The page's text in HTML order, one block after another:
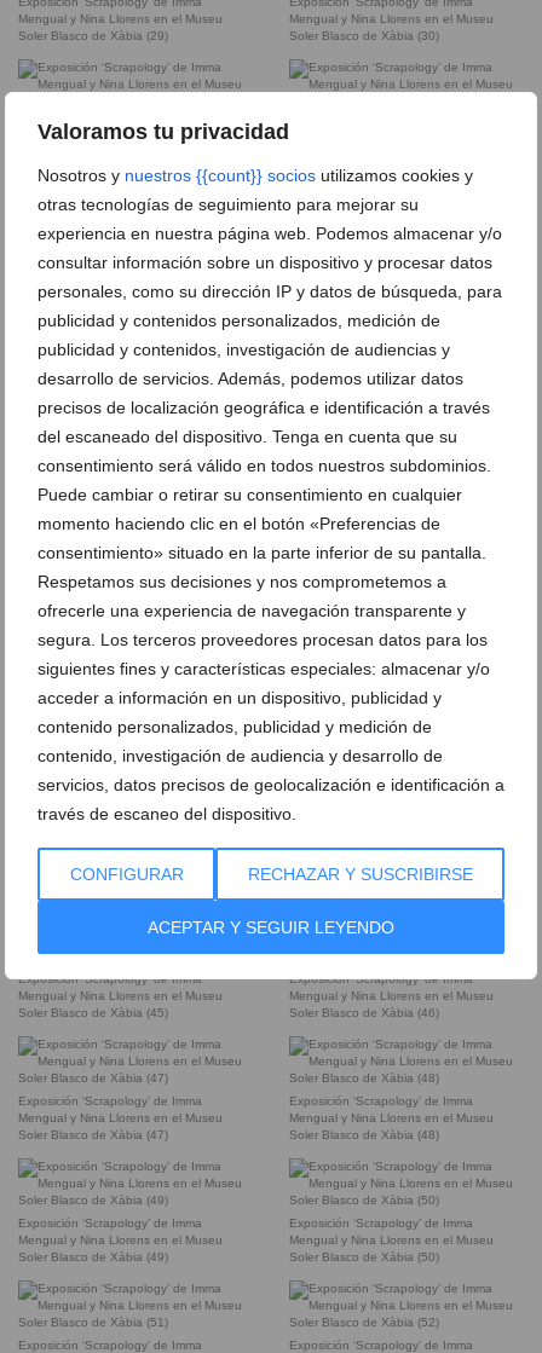
Valoramos tu privacidad
Nosotros y nuestros {{count}} socios utilizamos cookies y
otras tecnologías de seguimiento para mejorar su
experiencia en nuestra página web. Podemos almacenar y/o
consultar información sobre un dispositivo y procesar datos
personales, como su dirección IP y datos de búsqueda, para
publicidad y contenidos personalizados, medición de
publicidad y contenidos, investigación de audiencias y
desarrollo de servicios. Además, podemos utilizar datos
precisos de localización geográfica e identificación a través
del escaneado del dispositivo. Tenga en cuenta que su
consentimiento será válido en todos nuestros subdominios.
Puede cambiar o retirar su consentimiento en cualquier
momento haciendo clic en el botón «Preferencias de
consentimiento» situado en la parte inferior de su pantalla.
Respetamos sus decisiones y nos comprometemos a
ofrecerle una experiencia de navegación transparente y
segura. Los terceros proveedores procesan datos para los
siguientes fines y características especiales: almacenar y/o
acceder a información en un dispositivo, publicidad y
contenido personalizados, publicidad y medición de
contenido, investigación de audiencia y desarrollo de
servicios, datos precisos de geolocalización e identificación a
través de escaneo del dispositivo.
CONFIGURAR RECHAZAR Y SUSCRIBIRSE
ACEPTAR Y SEGUIR LEYENDO
Mengual y Nina Llorens en el Museu
Soler Blasco de Xàbia (29)
Mengual y Nina Llorens en el Museu
Soler Blasco de Xàbia (30)
Exposición ‘Scrapology’ de Imma
Mengual y Nina Llorens en el Museu
Obras en la exposición ‘Scrapology’ de
Imma Mengual y Nina Llorens en el
Mengual y Nina Llorens en el Museu
Mengual y Nina Llorens en el Museu
Soler Blasco de Xàbia (35)
Mengual y Nina Llorens en el Museu
Soler Blasco de Xàbia (36)
Exposición ‘Scrapology’ de Imma
Soler Blasco de Xàbia (37)
Exposición ‘Scrapology’ de Imma
Mengual y Nina Llorens en el Museu
Soler Blasco de Xàbia (38)
Exposición ‘Scrapology’ de Imma
Soler Blasco de Xàbia (39)
Exposición ‘Scrapology’ de Imma
Soler Blasco de Xàbia (40)
Exposición ‘Scrapology’ de Imma
Mengual y Nina Llorens en el Museu
Soler Blasco de Xàbia (41)
Exposición ‘Scrapology’ de Imma
Mengual y Nina Llorens en el Museu
Soler Blasco de Xàbia
Mengual y Nina Llorens en el Museu
Mengual y Nina Llorens en el Museu
Exposición ‘Scrapology’ de Imma
Mengual y Nina Llorens en el Museu
Soler Blasco de Xàbia (45)
Exposición ‘Scrapology’ de Imma
Mengual y Nina Llorens en el Museu
Soler Blasco de Xàbia (46)
Exposición ‘Scrapology’ de Imma
Mengual y Nina Llorens en el Museu
Soler Blasco de Xàbia (47)
Exposición ‘Scrapology’ de Imma
Mengual y Nina Llorens en el Museu
Soler Blasco de Xàbia (48)
Exposición ‘Scrapology’ de Imma
Mengual y Nina Llorens en el Museu
Soler Blasco de Xàbia (49)
Exposición ‘Scrapology’ de Imma
Mengual y Nina Llorens en el Museu
Soler Blasco de Xàbia (50)
Exposición ‘Scrapology’ de Imma
Exposición ‘Scrapology’ de Imma